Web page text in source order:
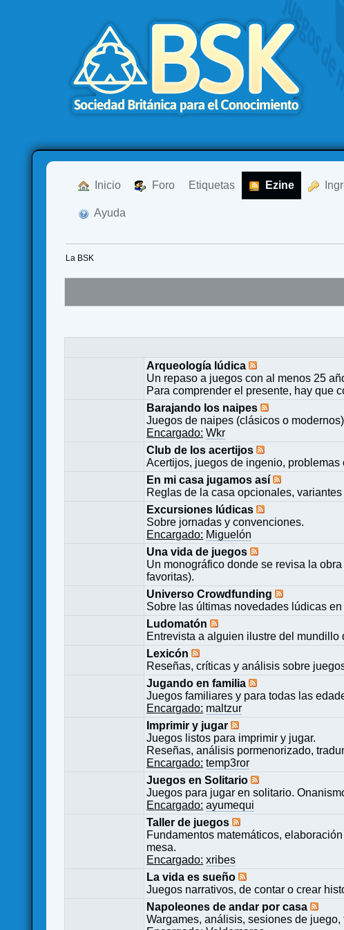
Inicio Foro Etiquetas Ezine
Ayuda
La BSK
Arqueología lúdica
Un repaso a juegos con al menos 25
Para comprender el presente, hay que
Barajando los naipes
Juegos de naipes (clásicos o
Encargado: Wkr
Club de los acertijos
Acertijos, juegos de ingenio,
En mi casa jugamos así
Reglas de la casa opcionales,
Excursiones lúdicas
Sobre jornadas y convenciones.
Encargado: Miguelón
Una vida de juegos
Un monográfico donde se revisa la
favoritas).
Universo Crowdfunding
Sobre las últimas novedades lúdicas
Ludomatón
Entrevista a alguien ilustre del mundillo
Lexicón
Reseñas, críticas y análisis sobre
Jugando en familia
Juegos familiares y para todas las
Encargado: maltzur
Imprimir y jugar
Juegos listos para imprimir y jugar.
Reseñas, análisis pormenorizado,
Encargado: temp3ror
Juegos en Solitario
Juegos para jugar en solitario.
Encargado: ayumequi
Taller de juegos
Fundamentos matemáticos,
mesa.
Encargado: xribes
La vida es sueño
Juegos narrativos, de contar o crear
Napoleones de andar por casa
Wargames, análisis, sesiones de